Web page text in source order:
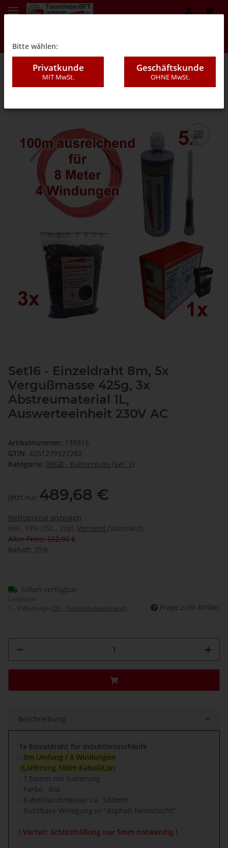
08GB - Kaltverguss (Set`s)
Set16 - Einzeldraht 8m, 5x
Vergußmasse 425g, 3x
Abstreumaterial 1L,
Auswerteeinheit 230V AC
Artikelnummer: 139315
GTIN: 4251279327282
Kategorie: 08GB - Kaltverguss (Set`s)
jetzt nur 489,68 €
Nettopreise anzeigen
inkl. 19% USt. , zzgl. Versand (Standard)
Alter Preis: 652,90 €
Rabatt: 25%
Sofort verfügbar
Lieferzeit:
1 - 3 Werktage (DE - Ausland abweichend) Frage zum Artikel
Beschreibung
1x Einzeldraht für Induktionsschleife
- 8m Umfang / 4 Windungen
(Lieferung 100m Kabellitze)
- 1,5qmm mit Isolierung
- Farbe: Rot
- Kabeldurchmesser ca. 3,00mm
- Sichtbare Verlegung in "Asphalt Feinschicht"
! Vorteil: Schlitzfräßung nur 5mm notwendig !
Bitte wählen:
Privatkunde
MIT MwSt.
Geschäftskunde
OHNE MwSt.